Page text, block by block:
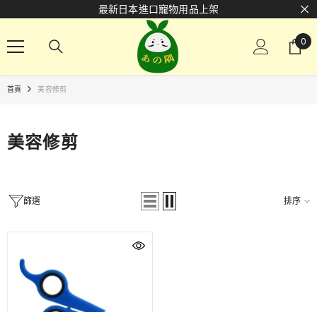
最新日本進口寵物用品上架
0
0
首頁 美容修剪
美容修剪
篩選 排序